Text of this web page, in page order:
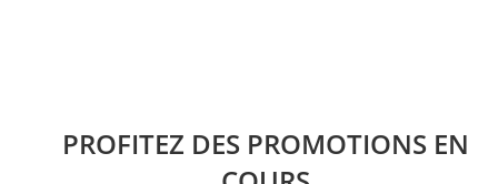
PROFITEZ DES PROMOTIONS EN